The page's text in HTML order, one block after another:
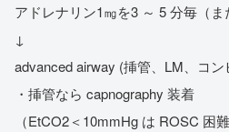
アドレナリン1㎎を3 ～ 5 分毎（
↓
advanced airway (挿管、LM、コ
・挿管なら capnography 装着
（EtCO2＜10mmHg は ROSC 困難